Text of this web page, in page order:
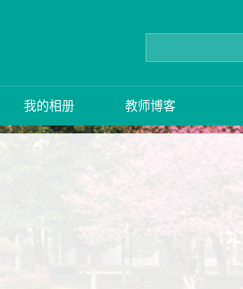
我的相册 教师博客